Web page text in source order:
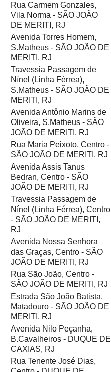
Rua Carmem Gonzales,
Vila Norma - SÃO JOÃO
DE MERITI, RJ
Avenida Torres Homem,
S.Matheus - SÃO JOÃO DE
MERITI, RJ
Travessia Passagem de
Nínel (Linha Férrea),
S.Matheus - SÃO JOÃO DE
MERITI, RJ
Avenida Antônio Marins de
Oliveira, S.Matheus - SÃO
JOÃO DE MERITI, RJ
Rua Maria Peixoto, Centro -
SÃO JOÃO DE MERITI, RJ
Avenida Assis Tanus
Bedran, Centro - SÃO
JOÃO DE MERITI, RJ
Travessia Passagem de
Nínel (Linha Férrea), Centro
- SÃO JOÃO DE MERITI,
RJ
Avenida Nossa Senhora
das Graças, Centro - SÃO
JOÃO DE MERITI, RJ
Rua São João, Centro -
SÃO JOÃO DE MERITI, RJ
Estrada São João Batista,
Matadouro - SÃO JOÃO DE
MERITI, RJ
Avenida Nilo Peçanha,
B.Cavalheiros - DUQUE DE
CAXIAS, RJ
Rua Tenente José Dias,